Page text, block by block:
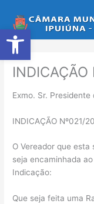
Abrir a barra de
para
o
conteúdo
Exmo. Sr.
INDICAÇÃO Nº021/
O Vereador que
seja encaminhada
Indicação:
Que seja feita uma